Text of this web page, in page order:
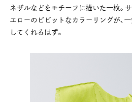
ネザルなどをモチーフに描いた一枚。
エローのビビットなカラーリングが、
してくれるはず。